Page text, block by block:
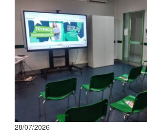
28/07/2026